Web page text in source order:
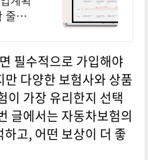
줄이
필수적으로 가입해야
다양한 보험사와 상품
이 가장 유리한지 선택
글에서는 자동차보험의
고, 어떤 보상이 더 좋